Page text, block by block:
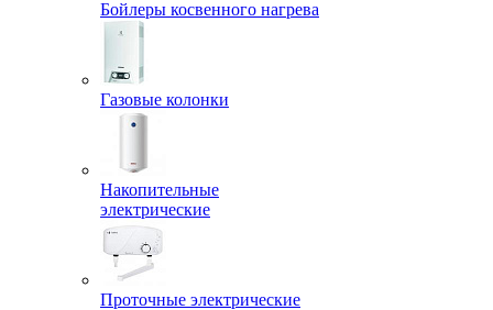
Бойлеры косвенного нагрева
Газовые колонки
Накопительные
электрические
Проточные электрические